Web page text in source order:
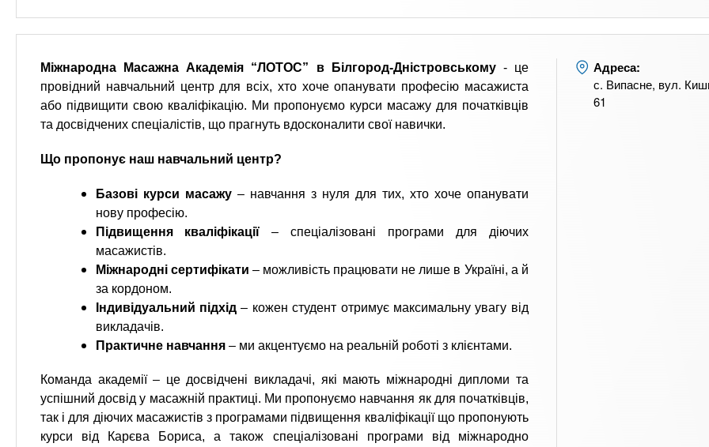
n
t
и
х
Міжнародна Масажна Академія “ЛОТОС” в Білгород-Дністровському - це
провідний навчальний центр для всіх, хто хоче опанувати професію масажиста
або підвищити свою кваліфікацію. Ми пропонуємо курси масажу для початківців
та досвідчених спеціалістів, що прагнуть вдосконалити свої навички.
Що пропонує наш навчальний центр?
Базові курси масажу– навчання з нуля для тих, хто хоче опанувати
нову професію.
Підвищення кваліфікації – спеціалізовані програми для діючих
масажистів.
Міжнародні сертифікати – можливість працювати не лише в Україні, а й
за кордоном.
Індивідуальний підхід– кожен студент отримує максимальну увагу від
викладачів.
Практичне навчання– ми акцентуємо на реальній роботі з клієнтами.
Команда академії – це досвідчені викладачі, які мають міжнародні дипломи та
успішний досвід у масажній практиці. Ми пропонуємо навчання як для початківців,
так і для діючих масажистів з програмами підвищення кваліфікації що пропонують
курси від Карєва Бориса, а також спеціалізовані програми від міжнародно
Адреса:
с. Випасне, вул.
61